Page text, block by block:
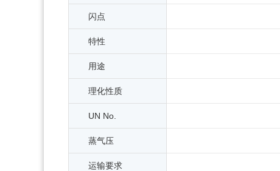
闪点
特性
用途
理化性质
UN No.
蒸气压
运输要求